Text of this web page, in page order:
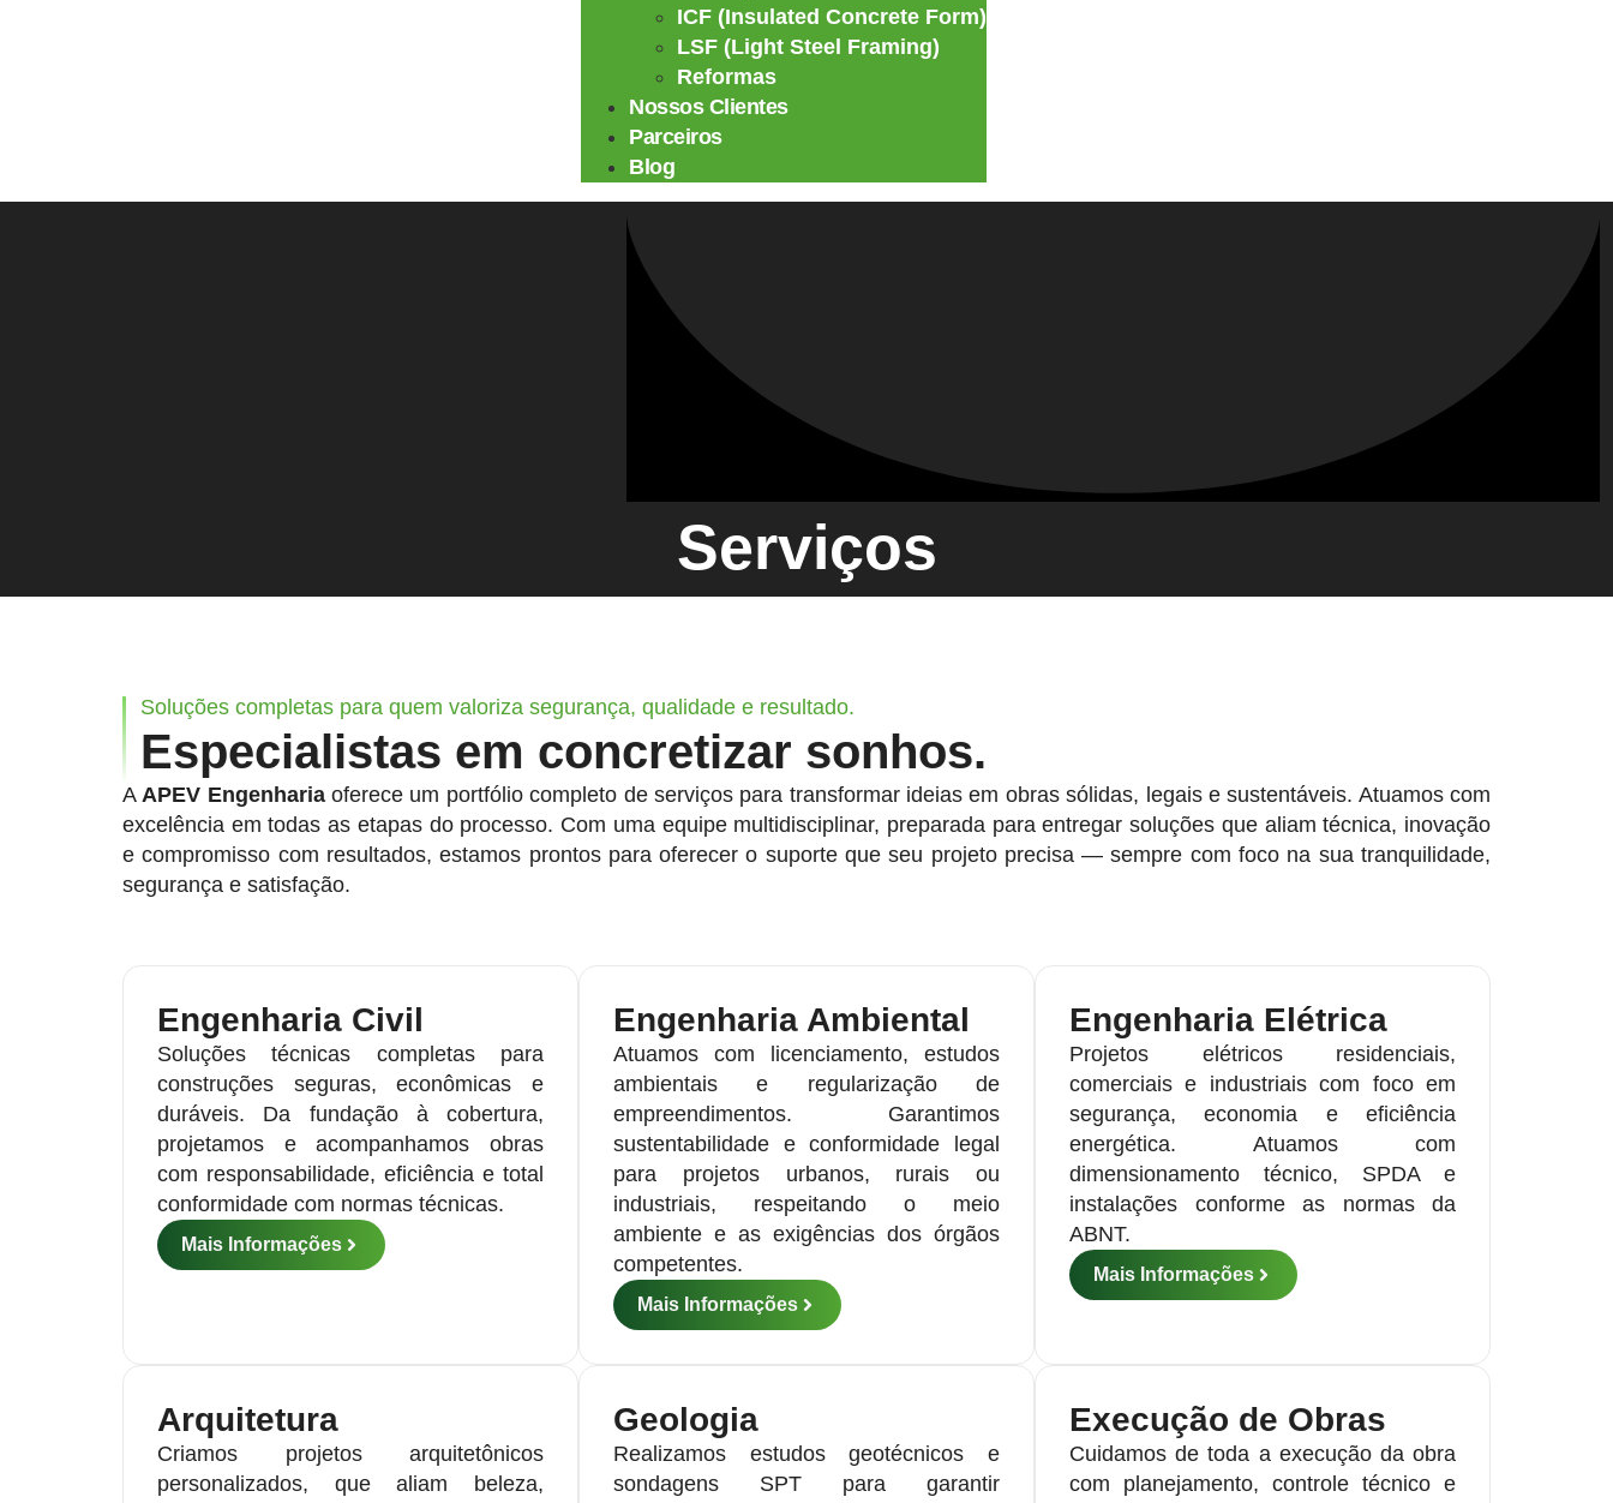
ICF (Insulated Concrete Form)
LSF (Light Steel Framing)
Reformas
Nossos Clientes
Parceiros
Blog
Serviços
Soluções completas para quem valoriza segurança, qualidade e resultado.
Especialistas em concretizar sonhos.
A APEV Engenhariaoferece um portfólio completo de serviços para transformar ideias em obras sólidas, legais e sustentáveis. Atuamos com
excelência em todas as etapas do processo. Com uma equipe multidisciplinar, preparada para entregar soluções que aliam técnica, inovação
e compromisso com resultados, estamos prontos para oferecer o suporte que seu projeto precisa — sempre com foco na sua tranquilidade,
segurança e satisfação.
Engenharia Civil
Soluções técnicas completas para
construções seguras, econômicas e
duráveis. Da fundação à cobertura,
projetamos e acompanhamos obras
com responsabilidade, eficiência e total
conformidade com normas técnicas.
Mais Informações
Engenharia Ambiental
Atuamos com licenciamento, estudos
ambientais e regularização de
empreendimentos. Garantimos
sustentabilidade e conformidade legal
para projetos urbanos, rurais ou
industriais, respeitando o meio
ambiente e as exigências dos órgãos
competentes.
Mais Informações
Engenharia Elétrica
Projetos elétricos residenciais,
comerciais e industriais com foco em
segurança, economia e eficiência
energética. Atuamos com
dimensionamento técnico, SPDA e
instalações conforme as normas da
ABNT.
Mais Informações
Arquitetura
Criamos projetos arquitetônicos
personalizados, que aliam beleza,
Geologia
Realizamos estudos geotécnicos e
sondagens SPT para garantir
Execução de Obras
Cuidamos de toda a execução da obra
com planejamento, controle técnico e